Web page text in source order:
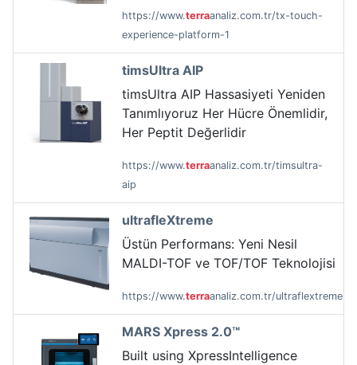
https://www.terraanaliz.com.tr/tx-touch-
experience-platform-1
timsUltra AIP
timsUltra AIP Hassasiyeti Yeniden
Tanımlıyoruz Her Hücre Önemlidir,
Her Peptit Değerlidir
https://www.terraanaliz.com.tr/timsultra-
aip
ultrafleXtreme
Üstün Performans: Yeni Nesil
MALDI-TOF ve TOF/TOF Teknolojisi
https://www.terraanaliz.com.tr/ultraflextreme
MARS Xpress 2.0™
Built using XpressIntelligence